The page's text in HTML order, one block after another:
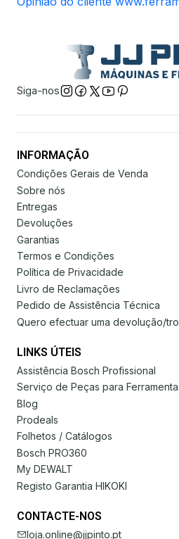
Siga-nos
INFORMAÇÃO
Condições Gerais de Venda
Sobre nós
Entregas
Devoluções
Garantias
Termos e Condições
Política de Privacidade
Livro de Reclamações
Pedido de Assistência Técnica
Quero efectuar uma devolução/
LINKS ÚTEIS
Assistência Bosch Profissional
Serviço de Peças para
Blog
Prodeals
Folhetos / Catálogos
Bosch PRO360
My DEWALT
Registo Garantia HIKOKI
CONTACTE-NOS
loja.online@jjpinto.pt